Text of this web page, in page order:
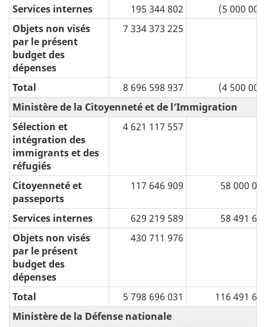
Services internes 195 344 802
(5 000
Objets non visés
par le présent
budget des
dépenses
7 334 373 225
Total 8 696 598 937
(4 500
Ministère de la Citoyenneté et de l’Immigration
Sélection et
intégration des
immigrants et des
réfugiés
4 621 117 557
Citoyenneté et
passeports
117 646 909 58 000
Services internes 629 219 589
58 491
Objets non visés
par le présent
budget des
dépenses
430 711 976
Total 5 798 696 031
116 491
Ministère de la Défense nationale